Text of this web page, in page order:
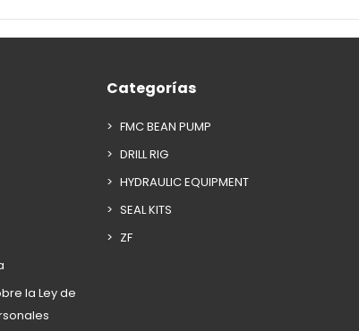
la Ley de
Categorías
FMC BEAN PUMP
DRILL RIG
HYDRAULIC EQUIPMENT
SEAL KITS
ZF